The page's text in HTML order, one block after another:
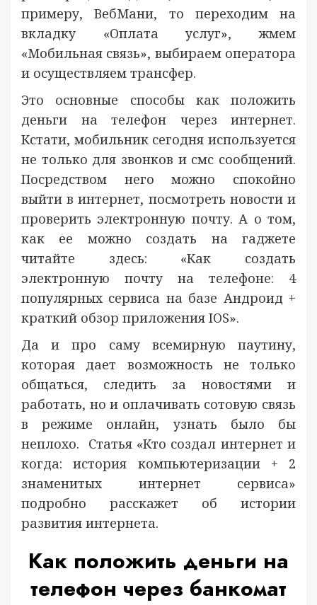
примеру, ВебМани, то переходим на
вкладку «Оплата услуг», жмем
«Мобильная связь», выбираем оператора
и осуществляем трансфер.
Это основные способы как положить
деньги на телефон через интернет.
Кстати, мобильник сегодня используется
не только для звонков и смс сообщений.
Посредством него можно спокойно
выйти в интернет, посмотреть новости и
проверить электронную почту. А о том,
как ее можно создать на гаджете
читайте здесь: «Как создать
электронную почту на телефоне: 4
популярных сервиса на базе Андроид +
краткий обзор приложения IOS».
Да и про саму всемирную паутину,
которая дает возможность не только
общаться, следить за новостями и
работать, но и оплачивать сотовую связь
в режиме онлайн, узнать было бы
неплохо. Статья «Кто создал интернет и
когда: история компьютеризации + 2
знаменитых интернет сервиса»
подробно расскажет об истории
развития интернета.
Как положить деньги на
телефон через банкомат